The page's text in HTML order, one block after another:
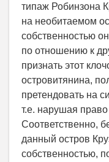
типаж Робинзона
на необитаемом
собственностью
по отношению к
признать этот
островитянина,
претендовать на
т.е. нарушая
Соответственно,
данный остров
собственностью,